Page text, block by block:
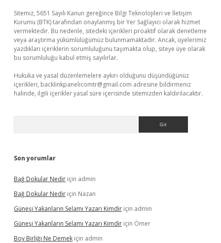
Sitemiz, 5651 Sayılı Kanun gereğince Bilgi Teknolojileri ve İletişim
Kurumu (BTK) tarafından onaylanmış bir Yer Sağlayıcı olarak hizmet
vermektedir. Bu nedenle, sitedeki içerikleri proaktif olarak denetleme
veya araştırma yükümlülüğümüz bulunmamaktadır. Ancak, üyelerimiz
yazdıkları içeriklerin sorumluluğunu taşımakta olup, siteye üye olarak
bu sorumluluğu kabul etmiş sayılırlar.
Hukuka ve yasal düzenlemelere aykırı olduğunu düşündüğünüz
içerikleri, backlinkpanelicomtr@gmail.com adresine bildirmeniz
halinde, ilgili içerikler yasal süre içerisinde sitemizden kaldırılacaktır.
Son yorumlar
Bağ Dokular Nedir için admin
Bağ Dokular Nedir için Nazan
Güneşi Yakanların Selamı Yazarı Kimdir için admin
Güneşi Yakanların Selamı Yazarı Kimdir için Ömer
Boy Birliği Ne Demek için admin